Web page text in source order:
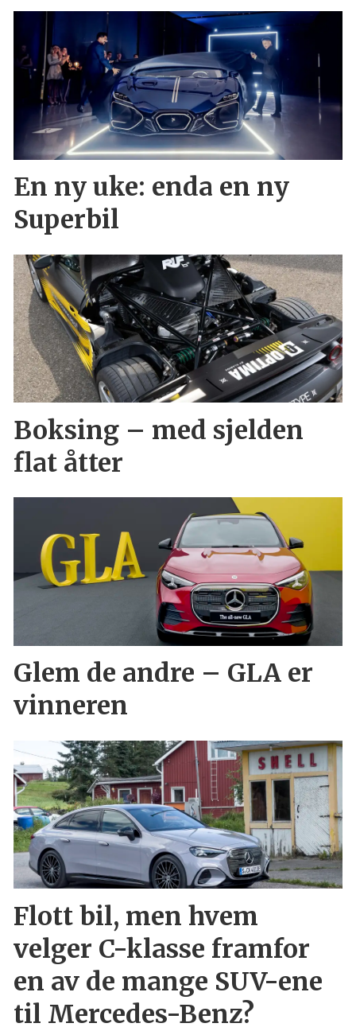
En ny uke: enda en ny
Superbil
Boksing – med sjelden
flat åtter
Glem de andre – GLA er
vinneren
Flott bil, men hvem
velger C-klasse framfor
en av de mange SUV-ene
til Mercedes-Benz?